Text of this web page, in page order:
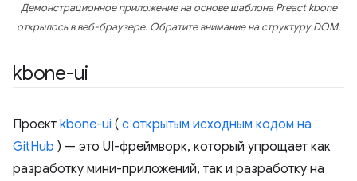
Демонстрационное приложение на основе шаблона Preact kbone
открылось в веб-браузере. Обратите внимание на структуру DOM.
kbone-ui
Проект kbone-ui ( с открытым исходным кодом на
GitHub ) — это UI-фреймворк, который упрощает как
разработку мини-приложений, так и разработку на